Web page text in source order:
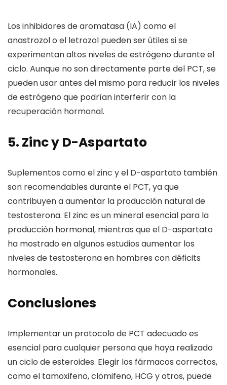
Los inhibidores de aromatasa (IA) como el
anastrozol o el letrozol pueden ser útiles si se
experimentan altos niveles de estrógeno durante el
ciclo. Aunque no son directamente parte del PCT, se
pueden usar antes del mismo para reducir los niveles
de estrógeno que podrían interferir con la
recuperación hormonal.
5. Zinc y D-Aspartato
Suplementos como el zinc y el D-aspartato también
son recomendables durante el PCT, ya que
contribuyen a aumentar la producción natural de
testosterona. El zinc es un mineral esencial para la
producción hormonal, mientras que el D-aspartato
ha mostrado en algunos estudios aumentar los
niveles de testosterona en hombres con déficits
hormonales.
Conclusiones
Implementar un protocolo de PCT adecuado es
esencial para cualquier persona que haya realizado
un ciclo de esteroides. Elegir los fármacos correctos,
como el tamoxifeno, clomifeno, HCG y otros, puede